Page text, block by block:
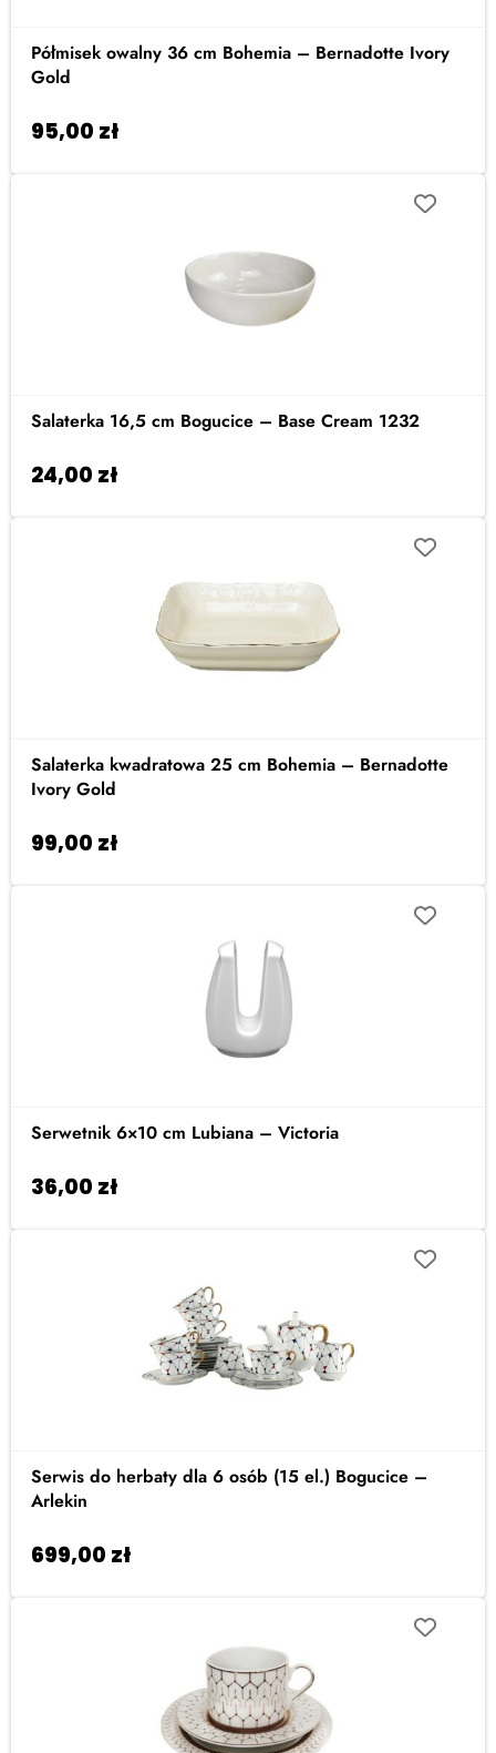
Półmisek owalny 36 cm Bohemia – Bernadotte Ivory
Gold
95,00 zł
Salaterka 16,5 cm Bogucice – Base Cream 1232
24,00 zł
Salaterka kwadratowa 25 cm Bohemia – Bernadotte
Ivory Gold
99,00 zł
Serwetnik 6×10 cm Lubiana – Victoria
36,00 zł
Serwis do herbaty dla 6 osób (15 el.) Bogucice –
Arlekin
699,00 zł